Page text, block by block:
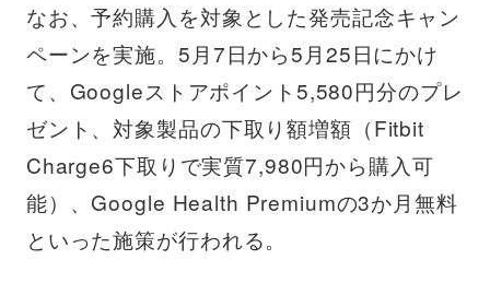
なお、予約購入を対象とした発売記念キャン
ペーンを実施。5月7日から5月25日にかけ
て、Googleストアポイント5,580円分のプレ
ゼント、対象製品の下取り額増額（Fitbit
Charge6下取りで実質7,980円から購入可
能）、Google Health Premiumの3か月無料
といった施策が行われる。